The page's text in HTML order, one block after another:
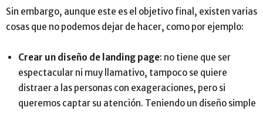
Sin embargo, aunque este es el objetivo final, existen varias
cosas que no podemos dejar de hacer, como por ejemplo:
Crear un diseño de landing page: no tiene que ser
espectacular ni muy llamativo, tampoco se quiere
distraer a las personas con exageraciones, pero si
queremos captar su atención. Teniendo un diseño simple